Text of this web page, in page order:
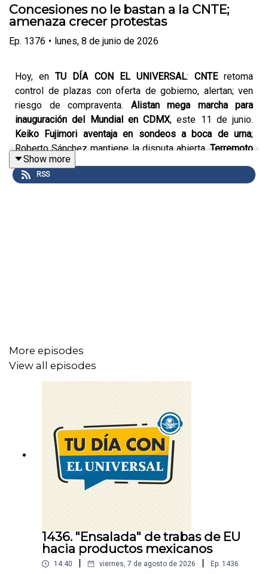
Concesiones no le bastan a la CNTE;
amenaza crecer protestas
Ep. 1376 • lunes, 8 de junio de 2026
Hoy, enTU DÍA CON EL UNIVERSAL: CNTE retoma
control de plazas con oferta de gobierno, alertan; ven
riesgo de compraventa. Alistan mega marcha para
inauguración del Mundial en CDMX, este 11 de junio.
Keiko Fujimori aventaja en sondeos a boca de urna;
Roberto Sánchez mantiene la disputa abierta.Terremoto
de magnitud 7.8 sacude Filipinas
alerta de tsunami.
Show more
RSS
More episodes
View all episodes
1436. "Ensalada" de trabas de EU
hacia productos mexicanos
14:40 viernes, 7 de agosto de 2026 Ep. 1436